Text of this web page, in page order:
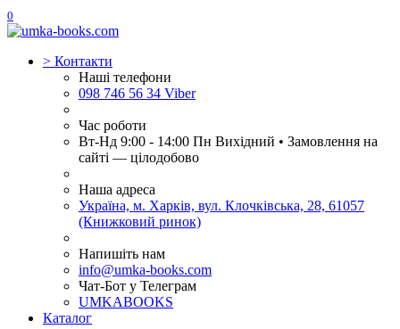
0
> Контакти
Наші телефони
098 746 56 34 Viber
Час роботи
Вт-Нд 9:00 - 14:00 Пн Вихідний • Замовлення на
сайті — цілодобово
Наша адреса
Україна, м. Харків, вул. Клочківська, 28, 61057
(Книжковий ринок)
Напишіть нам
info@umka-books.com
Чат-Бот у Телеграм
UMKABOOKS
Каталог